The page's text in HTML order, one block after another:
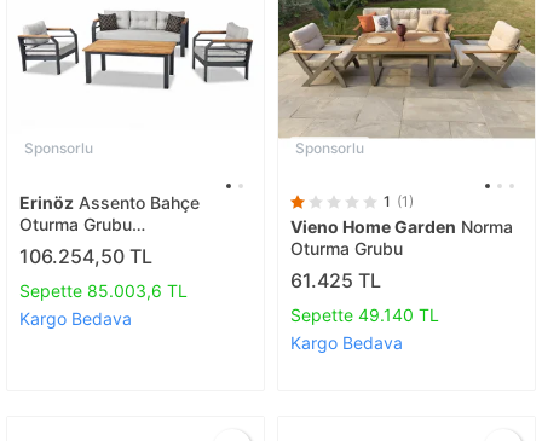
Sponsorlu
Erinöz Assento Bahçe
Oturma Grubu
3+1+1+yüksek Sehpa
106.254,50 TL
Sepette 85.003,6 TL
Kargo Bedava
Sponsorlu
1 (1)
Vieno Home Garden Norma
Oturma Grubu
61.425 TL
Sepette 49.140 TL
Kargo Bedava